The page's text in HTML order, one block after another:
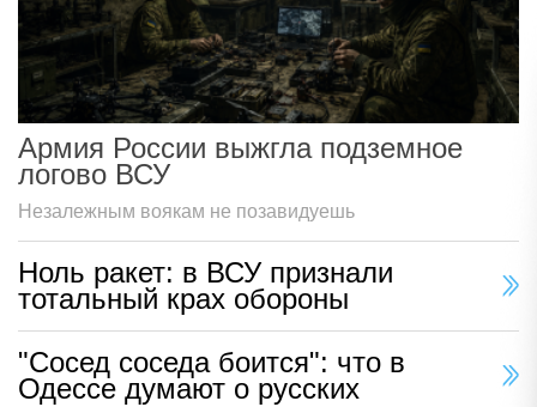
Армия России выжгла подземное
логово ВСУ
Незалежным воякам не позавидуешь
Ноль ракет: в ВСУ признали
тотальный крах обороны
"Сосед соседа боится": что в
Одессе думают о русских